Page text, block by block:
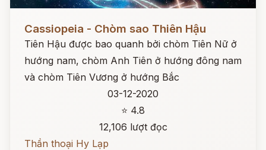
Cassiopeia - Chòm sao Thiên Hậu
Tiên Hậu được bao quanh bởi chòm Tiên Nữ ở
hướng nam, chòm Anh Tiên ở hướng đông nam
và chòm Tiên Vương ở hướng Bắc
03-12-2020
⭐ 4.8
12,106 lượt đọc
Thần thoại Hy Lạp